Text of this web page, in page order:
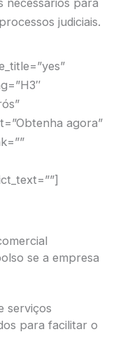
judiciais.
agora”
se a empresa
serviços
para facilitar o